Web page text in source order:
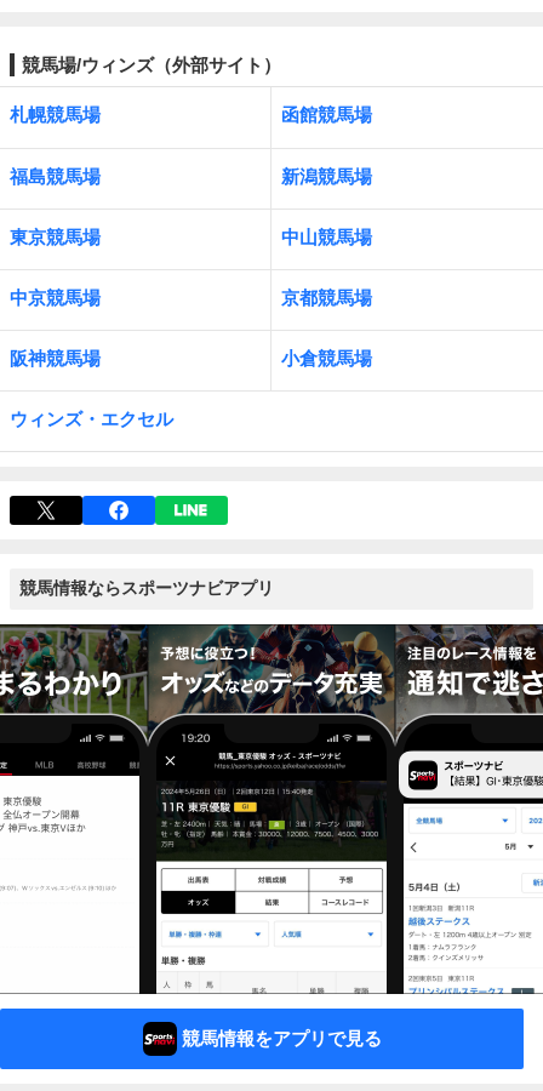
競馬場/ウィンズ（外部サイト）
札幌競馬場 函館競馬場
福島競馬場 新潟競馬場
東京競馬場 中山競馬場
中京競馬場 京都競馬場
阪神競馬場 小倉競馬場
ウィンズ・エクセル
競馬情報ならスポーツナビアプリ
競馬情報をアプリで見る